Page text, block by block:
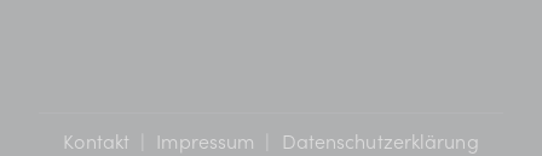
Kontakt Impressum Datenschutzerklärung